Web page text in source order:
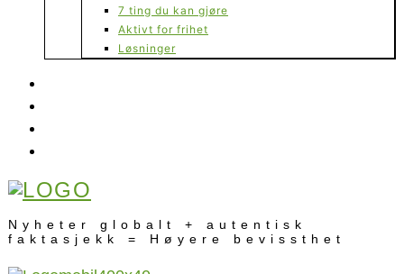
7 ting du kan gjøre
Aktivt for frihet
Løsninger
Nyheter globalt + autentisk
faktasjekk = Høyere bevissthet